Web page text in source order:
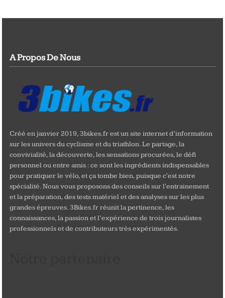
A Propos De Nous
Créé en janvier 2019, 3bikes.fr est un site internet d’information
sur les univers du cyclisme et du triathlon. Le partage, la
convivialité, la découverte, les sensations procurées, le défi
personnel ou entre amis : ce sont les ingrédients indispensables
pour pratiquer le vélo, et ça tombe bien, puisque c'est notre
spécialité. Nous vous proposons des conseils sur l'entrainement
et la préparation, des tests matériel et des analyses sur les plus
grandes épreuves. 3Bikes.fr réunit la pertinence, les
connaissances, la passion et l’expérience de trois journalistes
professionnels et de contributeurs très expérimentés.